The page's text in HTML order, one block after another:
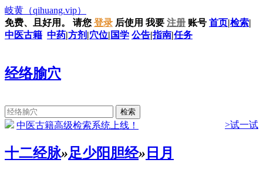
岐黄 （qihuang.vip）
免费、且好用。
请您 登录 后使用 我要 注册 账号 首页|检索|
中医古籍 中药|方剂 |穴位| 国学 公告|指南|任务
经络腧穴
中医古籍高级检索系统上线！ >试一试
十二经脉»足少阳胆经» 日月